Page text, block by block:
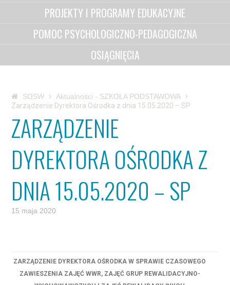
PROJEKTY I PROGRAMY EDUKACYJNE
POMOC PSYCHOLOGICZNO-PEDAGOGICZNA
OSIĄGNIĘCIA
SOSW
Aktualności - SZKOŁA PODSTAWOWA
Zarządzenie Dyrektora Ośrodka z dnia 15.05.2020 – SP
ZARZĄDZENIE
DYREKTORA OŚRODKA Z
DNIA 15.05.2020 – SP
15 maja 2020
ZARZĄDZENIE DYREKTORA OŚRODKA W SPRAWIE CZASOWEGO
ZAWIESZENIA ZAJĘĆ WWR, ZAJĘĆ GRUP REWALIDACYJNO-